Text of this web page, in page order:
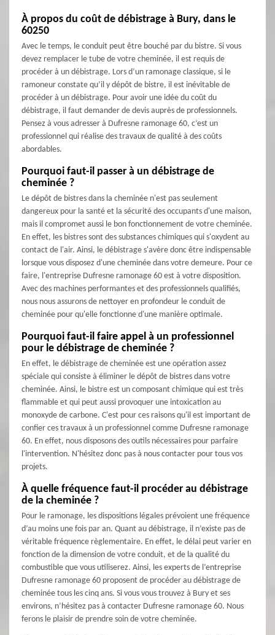
À propos du coût de débistrage à Bury, dans le
60250
Avec le temps, le conduit peut être bouché par du bistre. Si vous
devez remplacer le tube de votre cheminée, il est requis de
procéder à un débistrage. Lors d’un ramonage classique, si le
ramoneur constate qu’il y dépôt de bistre, il est inévitable de
procéder à un débistrage. Pour avoir une idée du coût du
débistrage, il faut demander de devis auprès de professionnels.
Pensez à vous adresser à Dufresne ramonage 60, c’est un
professionnel qui réalise des travaux de qualité à des coûts
abordables.
Pourquoi faut-il passer à un débistrage de
cheminée ?
Le dépôt de bistres dans la cheminée n'est pas seulement
dangereux pour la santé et la sécurité des occupants d'une maison,
mais il compromet aussi le bon fonctionnement de votre cheminée.
En effet, les bistres sont des substances chimiques qui s'oxydent au
contact de l'air. Ainsi, le débistrage s'avère donc être indispensable
lorsque vous disposez d'une cheminée dans votre demeure. Pour ce
faire, l'entreprise Dufresne ramonage 60 est à votre disposition.
Avec des machines performantes et des professionnels qualifiés,
nous nous assurons de nettoyer en profondeur le conduit de
cheminée pour qu'elle fonctionne d'une manière optimale.
Pourquoi faut-il faire appel à un professionnel
pour le débistrage de cheminée ?
En effet, le débistrage de cheminée est une opération assez
spéciale qui consiste à éliminer le dépôt de bistres dans votre
cheminée. Ainsi, le bistre est un composant chimique qui est très
flammable et qui peut aussi provoquer une intoxication au
monoxyde de carbone. C'est pour ces raisons qu'il est important de
confier ces travaux à un professionnel comme Dufresne ramonage
60. En effet, nous disposons des outils nécessaires pour parfaire
l'intervention. N'hésitez donc pas à nous contacter pour tous vos
projets.
À quelle fréquence faut-il procéder au débistrage
de la cheminée ?
Pour le ramonage, les dispositions légales prévoient une fréquence
d’au moins une fois par an. Quant au débistrage, il n’existe pas de
véritable fréquence règlementaire. En effet, le délai peut varier en
fonction de la dimension de votre conduit, et de la qualité du
combustible que vous utiliserez. Ainsi, les experts de l’entreprise
Dufresne ramonage 60 proposent de procéder au débistrage de
cheminée tous les cinq ans. Si vous vous trouvez à Bury et ses
environs, n’hésitez pas à contacter Dufresne ramonage 60. Nous
ferons le plaisir de prendre soin de votre cheminée.